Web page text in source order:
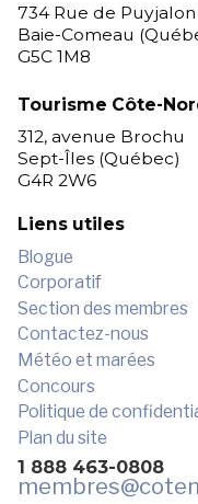
734 Rue de Puyjalon
Baie-Comeau
G5C 1M8
Tourisme Côte-
312, avenue Brochu
Sept-Îles (Québec)
G4R 2W6
Liens utiles
Blogue
Corporatif
Section des membres
Contactez-nous
Météo et marées
Concours
Politique de
Plan du site
1 888 463-0808
membres